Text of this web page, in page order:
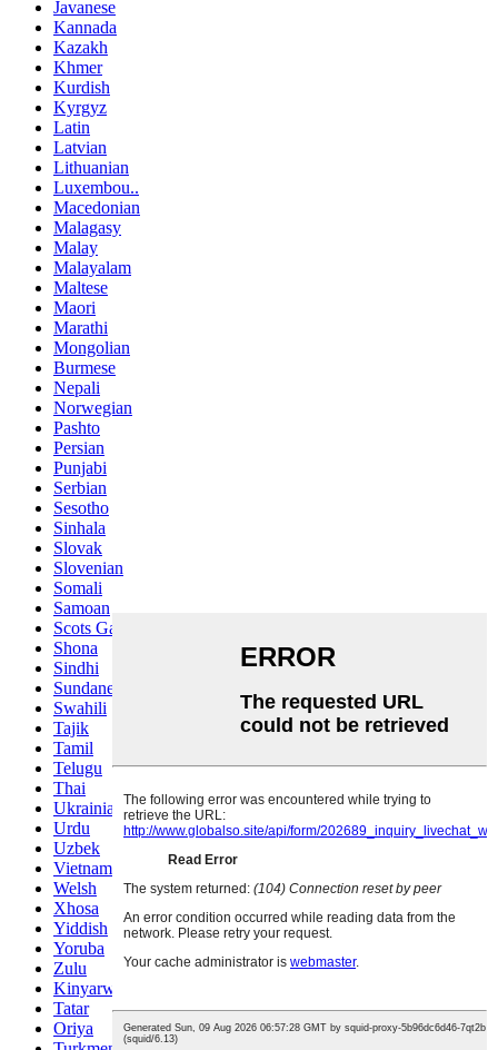
Javanese
Kannada
Kazakh
Khmer
Kurdish
Kyrgyz
Latin
Latvian
Lithuanian
Luxembou..
Macedonian
Malagasy
Malay
Malayalam
Maltese
Maori
Marathi
Mongolian
Burmese
Nepali
Norwegian
Pashto
Persian
Punjabi
Serbian
Sesotho
Sinhala
Slovak
Slovenian
Somali
Samoan
Scots Gaelic
Shona
Sindhi
Sundanese
Swahili
Tajik
Tamil
Telugu
Thai
Ukrainian
Urdu
Uzbek
Vietnamese
Welsh
Xhosa
Yiddish
Yoruba
Zulu
Kinyarwanda
Tatar
Oriya